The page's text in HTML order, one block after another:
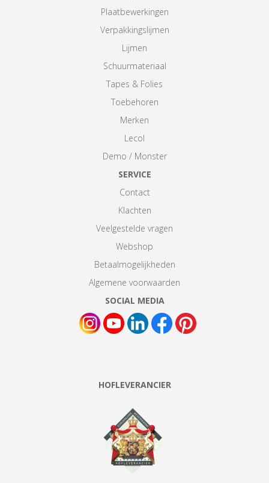
Plaatbewerkingen
Verpakkingslijmen
Lijmen
Schuurmateriaal
Tapes & Folies
Toebehoren
Merken
Lecol
Demo / Monster
SERVICE
Contact
Klachten
Veelgestelde vragen
Webshop
Betaalmogelijkheden
Algemene voorwaarden
SOCIAL MEDIA
HOFLEVERANCIER